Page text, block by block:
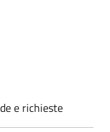
e richieste